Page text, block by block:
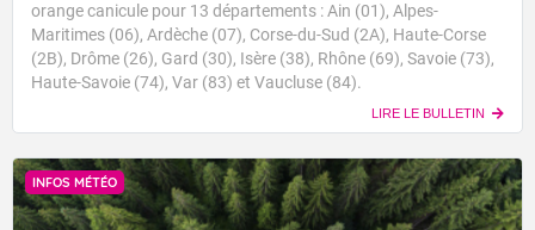
orange canicule pour 13 départements : Ain (01), Alpes-
Maritimes (06), Ardèche (07), Corse-du-Sud (2A), Haute-Corse
(2B), Drôme (26), Gard (30), Isère (38), Rhône (69), Savoie (73),
Haute-Savoie (74), Var (83) et Vaucluse (84).
LIRE LE BULLETIN
INFOS MÉTÉO